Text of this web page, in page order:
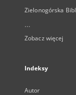
Zielonogórska
...
Zobacz więcej
Indeksy
Autor